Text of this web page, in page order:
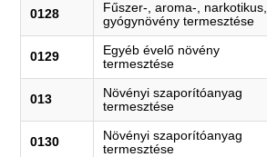
0128
Fűszer-, aroma-, narkotikus,
gyógynövény termesztése
0129
Egyéb évelő növény
termesztése
013
Növényi szaporítóanyag
termesztése
0130
Növényi szaporítóanyag
termesztése